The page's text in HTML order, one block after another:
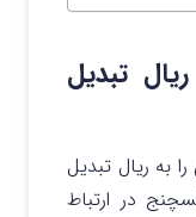
تبدیل
به ریال تبدیل
در ارتباط